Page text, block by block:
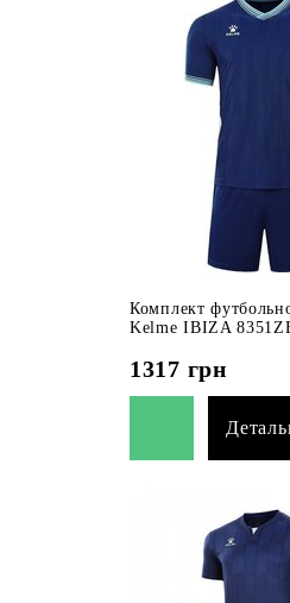
Комплект
Kelme IBIZA
1317 грн